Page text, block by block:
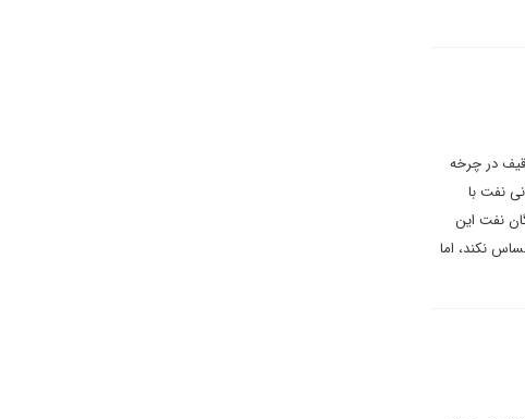
در چرخه
نفت با
نفت این
نکند، اما